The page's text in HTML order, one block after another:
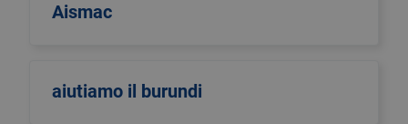
Aismac
aiutiamo il burundi